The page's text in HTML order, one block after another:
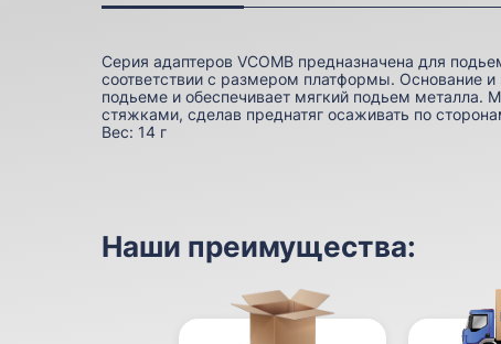
Серия адаптеров VCOMB предназначена для
соответствии с размером платформы. Основание и
подьеме и обеспечивает мягкий подьем металла.
стяжками, сделав преднатяг осаживать по
Вес: 14 г
Наши преимущества: